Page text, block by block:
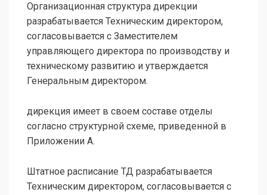
Организационная структура дирекции
разрабатывается Техническим директором,
согласовывается с Заместителем
управляющего директора по производству и
техническому развитию и утверждается
Генеральным директором.
дирекция имеет в своем составе отделы
согласно структурной схеме, приведенной в
Приложении А.
Штатное расписание ТД разрабатывается
Техническим директором, согласовывается с